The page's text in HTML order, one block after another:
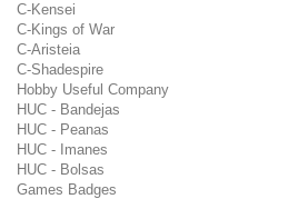
C-Kensei
C-Kings of War
C-Aristeia
C-Shadespire
Hobby Useful Company
HUC - Bandejas
HUC - Peanas
HUC - Imanes
HUC - Bolsas
Games Badges